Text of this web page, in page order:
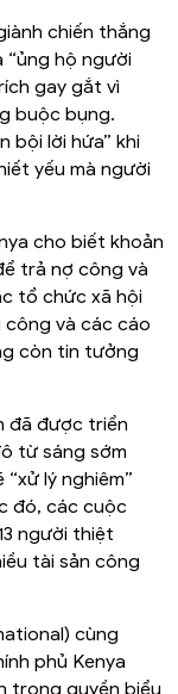
chiến thắng
hộ người
gay gắt vì
buộc bụng.
bội lời hứa” khi
yếu mà người
cho biết khoản
trả nợ công và
tổ chức xã hội
và các cáo
còn tin tưởng
đã được triển
từ sáng sớm
lý nghiêm”
đó, các cuộc
người thiệt
tài sản công
cùng
phủ Kenya
trọng quyền biểu